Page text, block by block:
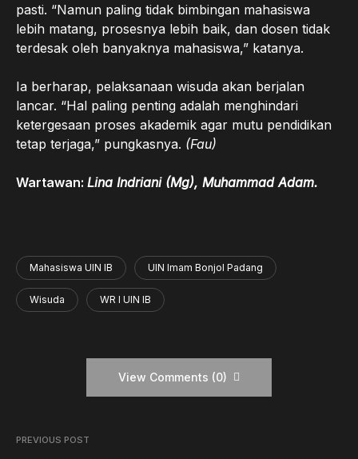
pasti. “Namun paling tidak bimbingan mahasiswa
lebih matang, prosesnya lebih baik, dan dosen tidak
terdesak oleh banyaknya mahasiswa,” katanya.
Ia berharap, pelaksanaan wisuda akan berjalan
lancar. “Hal paling penting adalah menghindari
ketergesaan proses akademik agar mutu pendidikan
tetap terjaga,” pungkasnya. (Fau)
Wartawan: Lina Indriani (Mg), Muhammad Adam.
Mahasiswa UIN IB UIN Imam Bonjol Padang
Wisuda WR I UIN IB
View Comments (0)
PREVIOUS POST